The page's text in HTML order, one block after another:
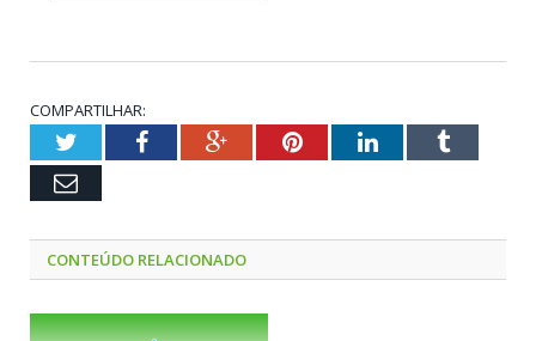
COMPARTILHAR:
TwitterFacebookGoogle+PinterestLinkedInTumblr
Email
CONTEÚDO RELACIONADO